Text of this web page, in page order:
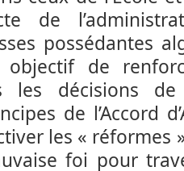
de
possédantes
de
les décisions de
de l’Accord
les « réformes
foi pour